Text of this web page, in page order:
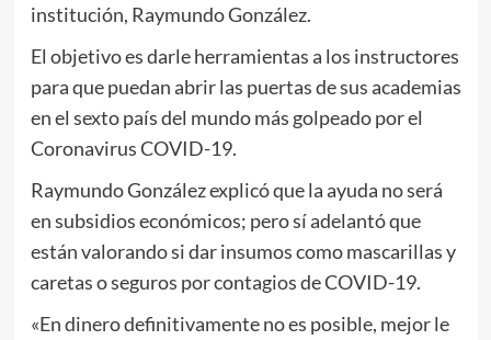
institución, Raymundo González.
El objetivo es darle herramientas a los instructores
para que puedan abrir las puertas de sus academias
en el sexto país del mundo más golpeado por el
Coronavirus COVID-19.
Raymundo González explicó que la ayuda no será
en subsidios económicos; pero sí adelantó que
están valorando si dar insumos como mascarillas y
caretas o seguros por contagios de COVID-19.
«En dinero definitivamente no es posible, mejor le